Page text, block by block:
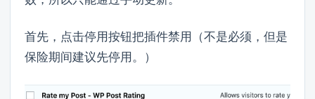
首先，点击停用按钮把插件禁用（不是必须，但是
保险期间建议先停用。）